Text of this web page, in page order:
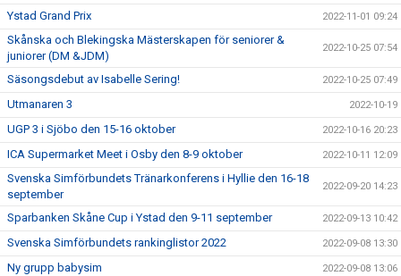
Ystad Grand Prix 2022-11-01 09:24
Skånska och Blekingska Mästerskapen för seniorer &
juniorer (DM &JDM)
2022-10-25 07:54
Säsongsdebut av Isabelle Sering! 2022-10-25 07:49
Utmanaren 3 2022-10-19
UGP 3 i Sjöbo den 15-16 oktober 2022-10-16 20:23
ICA Supermarket Meet i Osby den 8-9 oktober 2022-10-11 12:09
Svenska Simförbundets Tränarkonferens i Hyllie den 16-18
september
2022-09-20 14:23
Sparbanken Skåne Cup i Ystad den 9-11 september 2022-09-13 10:42
Svenska Simförbundets rankinglistor 2022 2022-09-08 13:30
Ny grupp babysim 2022-09-08 13:06